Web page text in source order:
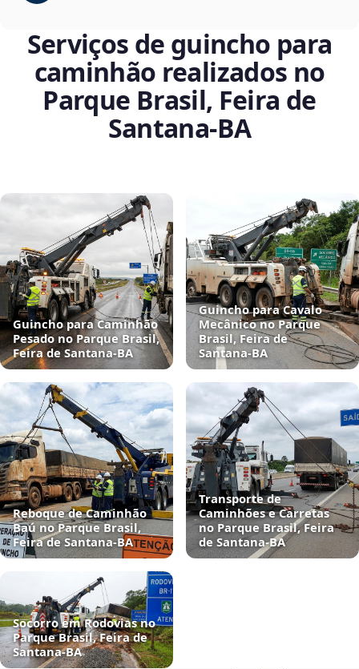
Serviços de guincho para
caminhão realizados no
Parque Brasil, Feira de
Santana‑BA
Guincho para Caminhão
Pesado no Parque Brasil,
Feira de Santana‑BA
Guincho para Cavalo
Mecânico no Parque
Brasil, Feira de
Santana‑BA
Reboque de Caminhão
Baú no Parque Brasil,
Feira de Santana‑BA
Transporte de
Caminhões e Carretas
no Parque Brasil, Feira
de Santana‑BA
Socorro em Rodovias no
Parque Brasil, Feira de
Santana‑BA